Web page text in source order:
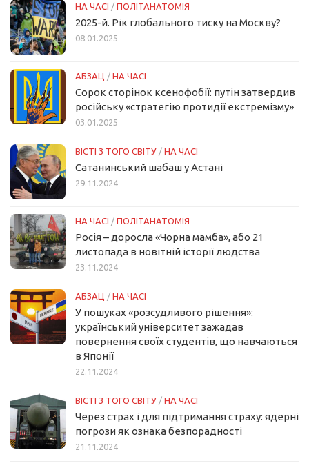
НА ЧАСІ / ПОЛІТАНАТОМІЯ
2025-й. Рік глобального тиску на Москву?
08.01.2025
АБЗАЦ / НА ЧАСІ
Сорок сторінок ксенофобії: путін затвердив
російську «стратегію протидії екстремізму»
03.01.2025
ВІСТІ З ТОГО СВІТУ / НА ЧАСІ
Сатанинський шабаш у Астані
29.11.2024
НА ЧАСІ / ПОЛІТАНАТОМІЯ
Росія – доросла «Чорна мамба», або 21
листопада в новітній історії людства
23.11.2024
АБЗАЦ / НА ЧАСІ
У пошуках «розсудливого рішення»:
український університет зажадав
повернення своїх студентів, що навчаються
в Японії
22.11.2024
ВІСТІ З ТОГО СВІТУ / НА ЧАСІ
Через страх і для підтримання страху: ядерні
погрози як ознака безпорадності
21.11.2024